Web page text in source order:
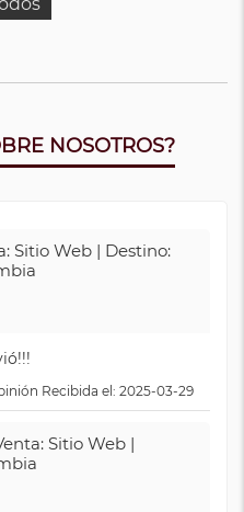
NOSOTROS?
Sitio Web | Destino:
Recibida el: 2025-03-29
Sitio Web |